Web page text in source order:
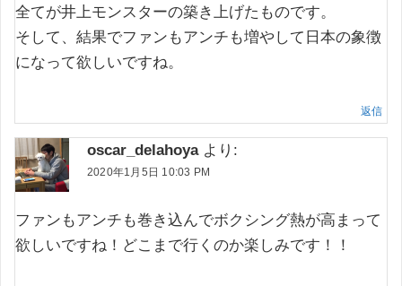
全てが井上モンスターの築き上げたものです。
そして、結果でファンもアンチも増やして日本の象徴
になって欲しいですね。
返信
oscar_delahoya より:
2020年1月5日 10:03 PM
ファンもアンチも巻き込んでボクシング熱が高まって
欲しいですね！どこまで行くのか楽しみです！！